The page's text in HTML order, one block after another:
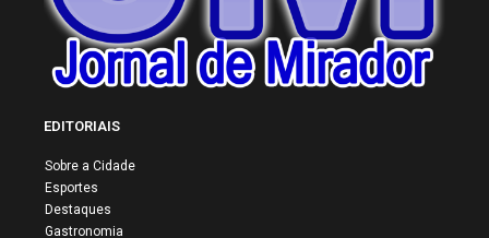
EDITORIAIS
Sobre a Cidade
Esportes
Destaques
Gastronomia